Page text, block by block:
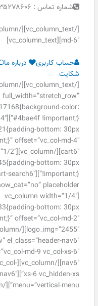
شماره تماس : ۰۲۴۳۵۲۷۸۶۰۶ یا ۰۹۱۹۹۸۱۴۷۹۶
md-6″][vc_column_text]
حساب کاربری درباره ما
شکایت
full_width=”stretch_row”
color:
4″
bottom: 30px
2″
bottom: 30px
search6″
[vc_column width=”1/4″
bottom: 30px
nav6″
menu=”vertical-menu”][/vc_column][/vc_row]